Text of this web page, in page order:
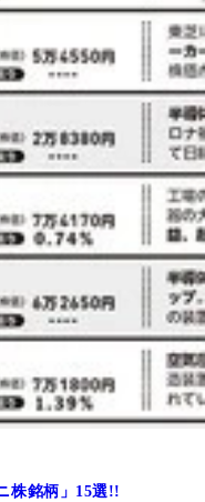
株銘柄」15選!!